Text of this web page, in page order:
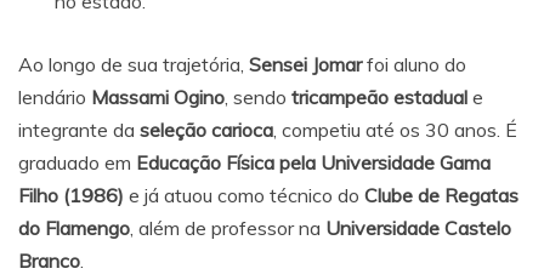
Ao longo de sua trajetória, Sensei Jomarfoi aluno do
lendário Massami Ogino, sendo tricampeão estadual e
integrante da seleção carioca, competiu até os 30 anos. É
graduado em Educação Física pela Universidade Gama
Filho (1986) e já atuou como técnico do Clube de Regatas
do Flamengo, além de professor na Universidade Castelo
Branco.